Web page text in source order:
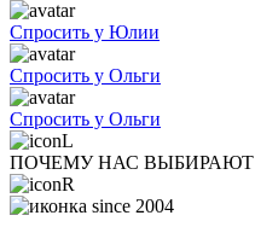
Спросить у Юлии
Спросить у Ольги
Спросить у Ольги
ПОЧЕМУ НАС ВЫБИРАЮТ